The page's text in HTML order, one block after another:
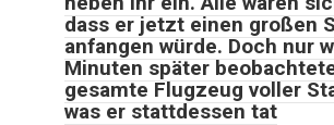
dass er jetzt einen großen
anfangen würde. Doch nur
Minuten später
gesamte Flugzeug voller
was er stattdessen tat